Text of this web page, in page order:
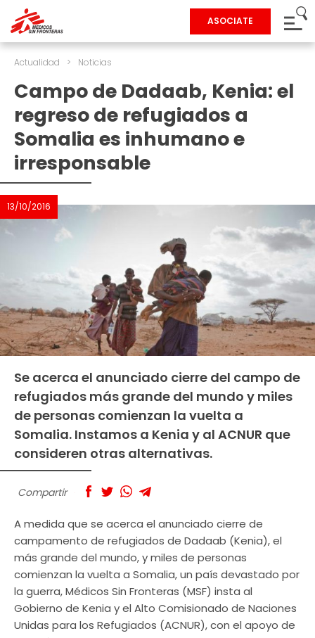
ASOCIATE
Actualidad > Noticias
Campo de Dadaab, Kenia: el
regreso de refugiados a
Somalia es inhumano e
irresponsable
13/10/2016
Se acerca el anunciado cierre del campo de
refugiados más grande del mundo y miles
de personas comienzan la vuelta a
Somalia. Instamos a Kenia y al ACNUR que
consideren otras alternativas.
Compartir
A medida que se acerca el anunciado cierre de
campamento de refugiados de Dadaab (Kenia), el
más grande del mundo, y miles de personas
comienzan la vuelta a Somalia, un país devastado por
la guerra, Médicos Sin Fronteras (MSF) insta al
Gobierno de Kenia y el Alto Comisionado de Naciones
Unidas para los Refugiados (ACNUR), con el apoyo de